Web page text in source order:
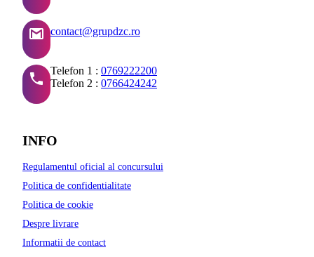
contact@grupdzc.ro
Telefon 1 : 0769222200
Telefon 2 : 0766424242
INFO
Regulamentul oficial al concursului
Politica de confidentialitate
Politica de cookie
Despre livrare
Informatii de contact